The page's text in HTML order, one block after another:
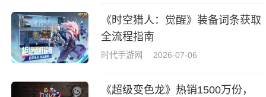
《时空猎人：觉醒》装备词条获取
全流程指南
时代手游网 2026-07-06
《超级变色龙》热销1500万份，